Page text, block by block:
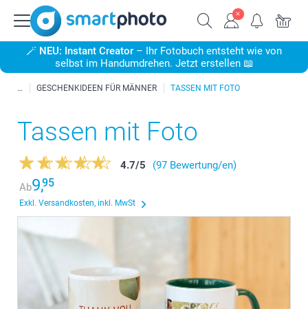
🪄 NEU: Instant Creator – Ihr Fotobuch entsteht wie von
selbst im Handumdrehen. Jetzt erstellen 📖
GESCHENKIDEEN FÜR MÄNNER TASSEN MIT FOTO
Tassen mit Foto
4.7/5
(97 Bewertung/en)
Ab9,95
Exkl. Versandkosten, inkl. MwSt